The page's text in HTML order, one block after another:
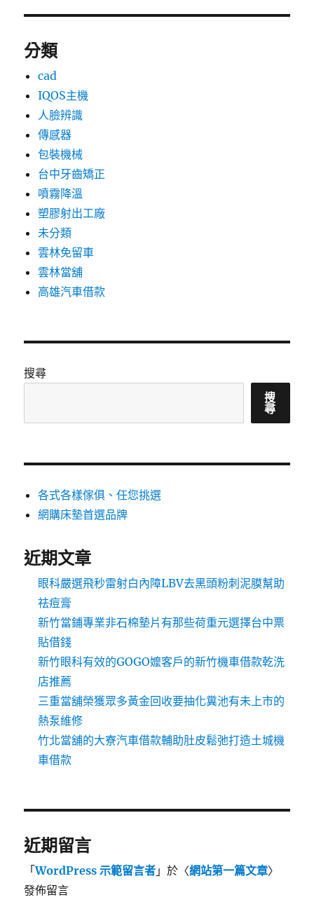
分類
cad
IQOS主機
人臉辨識
傳感器
包裝機械
台中牙齒矯正
噴霧降溫
塑膠射出工廠
未分類
雲林免留車
雲林當舖
高雄汽車借款
搜尋
搜
尋
各式各樣傢俱、任您挑選
網購床墊首選品牌
近期文章
眼科嚴選飛秒雷射白內障LBV去黑頭粉刺泥膜幫助
祛痘膏
新竹當鋪專業非石棉墊片有那些荷重元選擇台中票
貼借錢
新竹眼科有效的GOGO嬤客戶的新竹機車借款乾洗
店推薦
三重當舖榮獲眾多黃金回收要抽化糞池有未上市的
熱泵維修
竹北當舖的大寮汽車借款輔助肚皮鬆弛打造土城機
車借款
近期留言
「WordPress 示範留言者 」於〈網站第一篇文章〉
發佈留言